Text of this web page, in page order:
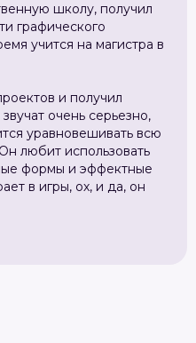
школу, получил
графического
учится на магистра в
и получил
очень серьезно,
уравновешивать всю
любит использовать
формы и эффектные
в игры, ох, и да, он